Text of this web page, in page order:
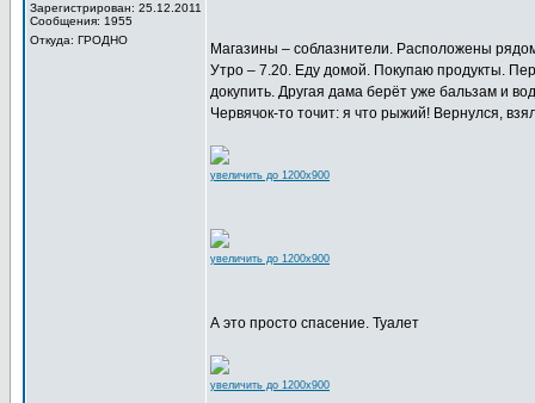
Зарегистрирован: 25.12.2011
Сообщения: 1955
Откуда: ГРОДНО
Магазины – соблазнители. Расположены
Утро – 7.20. Еду домой. Покупаю продукты.
докупить. Другая дама берёт уже бальзам и
Червячок-то точит: я что рыжий! Вернулся,
увеличить до 1200x900
увеличить до 1200x900
А это просто спасение. Туалет
увеличить до 1200x900